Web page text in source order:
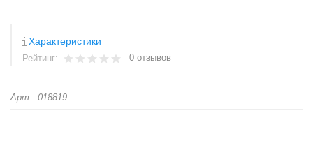
Характеристики
Рейтинг: 0 отзывов
Арт.: 018819